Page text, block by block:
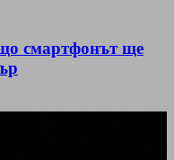
смартфонът ще